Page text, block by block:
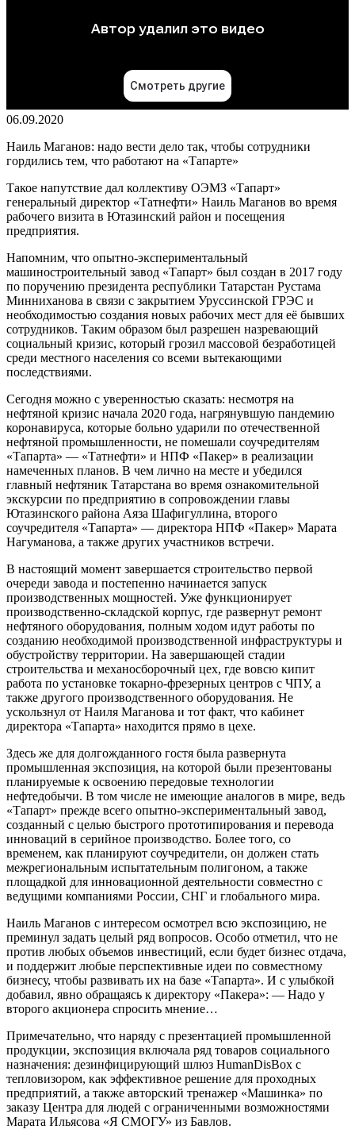
06.09.2020
Наиль Маганов: надо вести дело так, чтобы сотрудники
гордились тем, что работают на «Тапарте»
Такое напутствие дал коллективу ОЭМЗ «Тапарт»
генеральный директор «Татнефти» Наиль Маганов во время
рабочего визита в Ютазинский район и посещения
предприятия.
Напомним, что опытно-экспериментальный
машиностроительный завод «Тапарт» был создан в 2017 году
по поручению президента республики Татарстан Рустама
Минниханова в связи с закрытием Уруссинской ГРЭС и
необходимостью создания новых рабочих мест для её бывших
сотрудников. Таким образом был разрешен назревающий
социальный кризис, который грозил массовой безработицей
среди местного населения со всеми вытекающими
последствиями.
Сегодня можно с уверенностью сказать: несмотря на
нефтяной кризис начала 2020 года, нагрянувшую пандемию
коронавируса, которые больно ударили по отечественной
нефтяной промышленности, не помешали соучредителям
«Тапарта» — «Татнефти» и НПФ «Пакер» в реализации
намеченных планов. В чем лично на месте и убедился
главный нефтяник Татарстана во время ознакомительной
экскурсии по предприятию в сопровождении главы
Ютазинского района Аяза Шафигуллина, второго
соучредителя «Тапарта» — директора НПФ «Пакер» Марата
Нагуманова, а также других участников встречи.
В настоящий момент завершается строительство первой
очереди завода и постепенно начинается запуск
производственных мощностей. Уже функционирует
производственно-складской корпус, где развернут ремонт
нефтяного оборудования, полным ходом идут работы по
созданию необходимой производственной инфраструктуры и
обустройству территории. На завершающей стадии
строительства и механосборочный цех, где вовсю кипит
работа по установке токарно-фрезерных центров с ЧПУ, а
также другого производственного оборудования. Не
ускользнул от Наиля Маганова и тот факт, что кабинет
директора «Тапарта» находится прямо в цехе.
Здесь же для долгожданного гостя была развернута
промышленная экспозиция, на которой были презентованы
планируемые к освоению передовые технологии
нефтедобычи. В том числе не имеющие аналогов в мире, ведь
«Тапарт» прежде всего опытно-экспериментальный завод,
созданный с целью быстрого прототипирования и перевода
инноваций в серийное производство. Более того, со
временем, как планируют соучредители, он должен стать
межрегиональным испытательным полигоном, а также
площадкой для инновационной деятельности совместно с
ведущими компаниями России, СНГ и глобального мира.
Наиль Маганов с интересом осмотрел всю экспозицию, не
преминул задать целый ряд вопросов. Особо отметил, что не
против любых объемов инвестиций, если будет бизнес отдача,
и поддержит любые перспективные идеи по совместному
бизнесу, чтобы развивать их на базе «Тапарта». И с улыбкой
добавил, явно обращаясь к директору «Пакера»: — Надо у
второго акционера спросить мнение…
Примечательно, что наряду с презентацией промышленной
продукции, экспозиция включала ряд товаров социального
назначения: дезинфицирующий шлюз HumanDisBox с
тепловизором, как эффективное решение для проходных
предприятий, а также авторский тренажер «Машинка» по
заказу Центра для людей с ограниченными возможностями
Марата Ильясова «Я СМОГУ» из Бавлов.